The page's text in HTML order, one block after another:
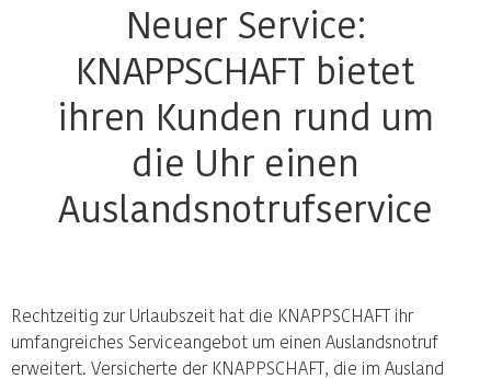
Neuer Service:
KNAPPSCHAFT bietet
ihren Kunden rund um
die Uhr einen
Auslandsnotrufservice
Rechtzeitig zur Urlaubszeit hat die KNAPPSCHAFT ihr
umfangreiches Serviceangebot um einen Auslandsnotruf
erweitert. Versicherte der KNAPPSCHAFT, die im Ausland